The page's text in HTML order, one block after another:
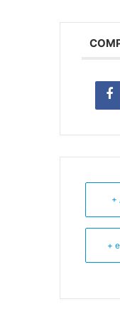
+
+